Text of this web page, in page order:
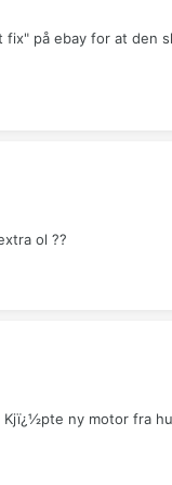
på ebay for at den
ol ??
ny motor fra